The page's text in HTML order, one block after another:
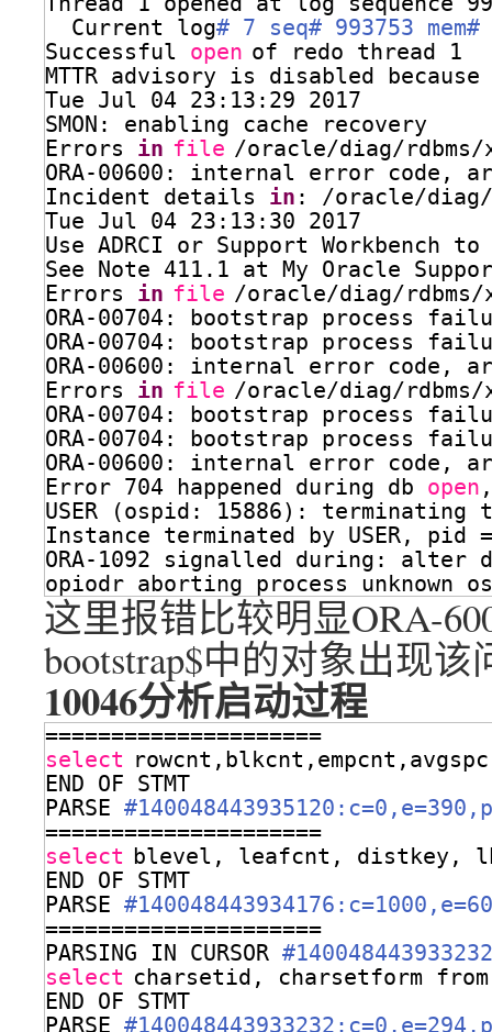
Current log# 7 seq# 993753
Successful open of redo thread 1
MTTR advisory is disabled because
Tue Jul 04 23:13:29 2017
SMON: enabling cache recovery
Errors in file /oracle/diag/
ORA-00600: internal error
Incident details in : /oracle/
Tue Jul 04 23:13:30 2017
Use ADRCI or Support Workbench
See Note 411.1 at My Oracle
Errors in file /oracle/diag/
ORA-00704: bootstrap process
ORA-00704: bootstrap process
ORA-00600: internal error
Errors in file /oracle/diag/
ORA-00704: bootstrap process
ORA-00704: bootstrap process
ORA-00600: internal error
Error 704 happened during db open
USER (ospid: 15886):
Instance terminated by USER, pid
ORA-1092 signalled during: alter
opiodr aborting process unknown
这里报错比较明显ORA-
bootstrap$中的对象出现该
10046分析启动过程
=====================
select
END OF STMT
PARSE
=====================
select blevel, leafcnt, distkey,
END OF STMT
PARSE
=====================
PARSING IN CURSOR
select charsetid, charsetform
END OF STMT
PARSE